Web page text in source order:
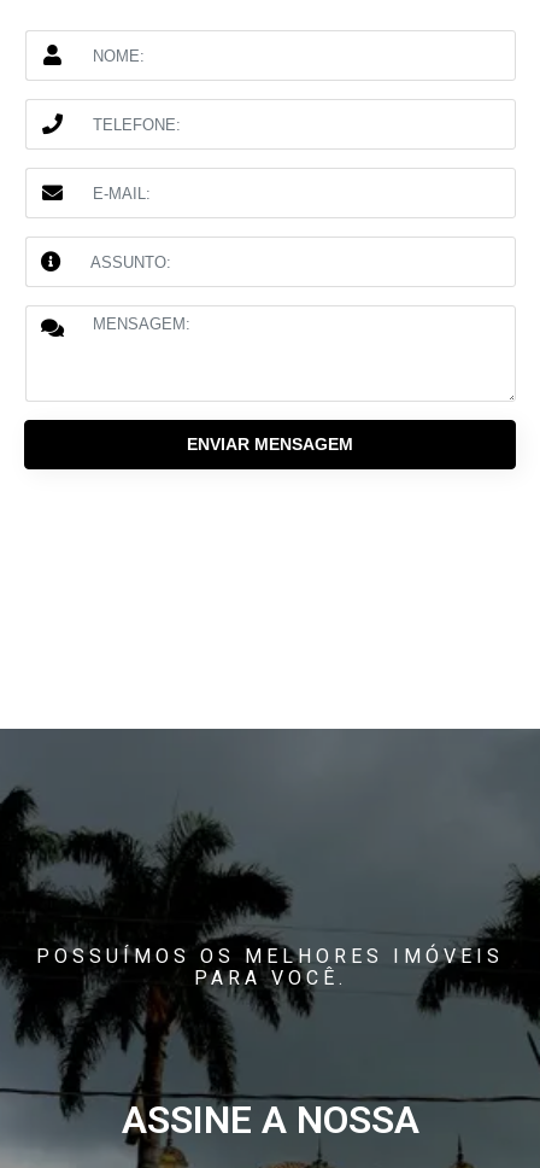
ENVIAR MENSAGEM
POSSUÍMOS OS MELHORES IMÓVEIS
PARA VOCÊ.
ASSINE A NOSSA